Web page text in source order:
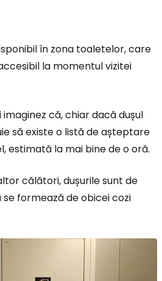
în zona toaletelor, care
la momentul vizitei
că, chiar dacă dușul
să existe o listă de așteptare
estimată la mai bine de o oră.
călători, dușurile sunt de
se formează de obicei cozi